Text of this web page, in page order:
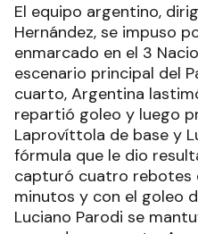
El equipo argentino,
Hernández, se impuso
enmarcado en el 3
escenario principal del
cuarto, Argentina
repartió goleo y luego
Laprovíttola de base y
fórmula que le dio
capturó cuatro rebotes
minutos y con el goleo
Luciano Parodi se